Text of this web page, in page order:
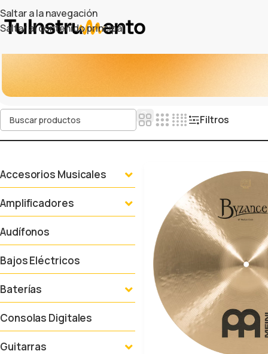
Saltar a la navegación
Saltar al contenido principal
Filtros
Accesorios Musicales
Amplificadores
Audífonos
Bajos Eléctricos
Baterías
Consolas Digitales
Guitarras